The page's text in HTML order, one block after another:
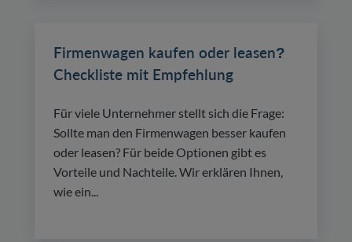
Firmenwagen kaufen oder leasen?
Checkliste mit Empfehlung
Für viele Unternehmer stellt sich die Frage:
Sollte man den Firmenwagen besser kaufen
oder leasen? Für beide Optionen gibt es
Vorteile und Nachteile. Wir erklären Ihnen,
wie ein...